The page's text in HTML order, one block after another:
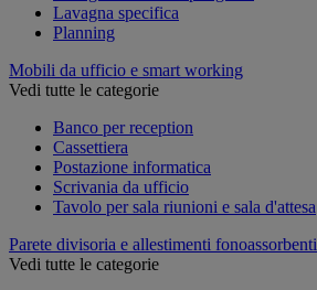
Lavagna specifica
Planning
Mobili da ufficio e smart working
Vedi tutte le categorie
Banco per reception
Cassettiera
Postazione informatica
Scrivania da ufficio
Tavolo per sala riunioni e sala d'attesa
Parete divisoria e allestimenti fonoassorbenti
Vedi tutte le categorie